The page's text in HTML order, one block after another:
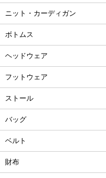
ニット・カーディガン
ボトムス
ヘッドウェア
フットウェア
ストール
バッグ
ベルト
財布